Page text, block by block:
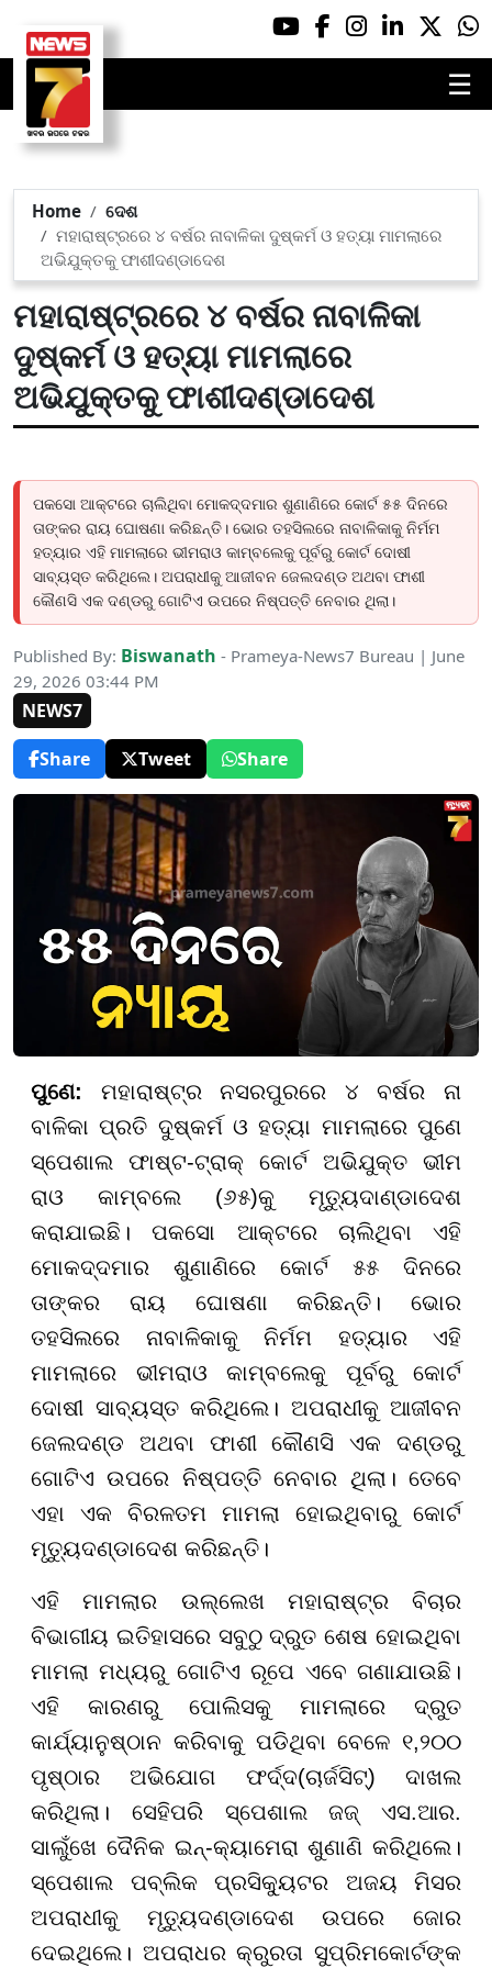
☰
Home
ଦେଶ
ମହାରାଷ୍ଟ୍ରରେ ୪ ବର୍ଷର ନାବାଳିକା ଦୁଷ୍କର୍ମ ଓ ହତ୍ୟା ମାମଲାରେ
ଅଭିଯୁକ୍ତକୁ ଫାଶୀଦଣ୍ଡାଦେଶ
ମହାରାଷ୍ଟ୍ରରେ ୪ ବର୍ଷର ନାବାଳିକା
ଦୁଷ୍କର୍ମ ଓ ହତ୍ୟା ମାମଲାରେ
ଅଭିଯୁକ୍ତକୁ ଫାଶୀଦଣ୍ଡାଦେଶ
ପକସୋ ଆକ୍ଟରେ ଚାଲିଥିବା ମୋକଦ୍ଦମାର ଶୁଣାଣିରେ କୋର୍ଟ ୫୫ ଦିନରେ
ତାଙ୍କର ରାୟ ଘୋଷଣା କରିଛନ୍ତି। ଭୋର ତହସିଲରେ ନାବାଳିକାକୁ ନିର୍ମମ
ହତ୍ୟାର ଏହି ମାମଲାରେ ଭୀମରାଓ କାମ୍ବଲେକୁ ପୂର୍ବରୁ କୋର୍ଟ ଦୋଷୀ
ସାବ୍ୟସ୍ତ କରିଥିଲେ। ଅପରାଧୀକୁ ଆଜୀବନ ଜେଲଦଣ୍ଡ ଅଥବା ଫାଶୀ
କୌଣସି ଏକ ଦଣ୍ଡରୁ ଗୋଟିଏ ଉପରେ ନିଷ୍ପତ୍ତି ନେବାର ଥିଲା।
Published By: Biswanath - Prameya-News7 Bureau | June
29, 2026 03:44 PM
NEWS7
Share
Tweet Share
ପୁଣେ: ମହାରାଷ୍ଟ୍ର ନସରପୁରରେ ୪ ବର୍ଷର ନା
ବାଳିକା ପ୍ରତି ଦୁଷ୍କର୍ମ ଓ ହତ୍ୟା ମାମଲାରେ ପୁଣେ
ସ୍ପେଶାଲ ଫାଷ୍ଟ-ଟ୍ରାକ୍ କୋର୍ଟ ଅଭିଯୁକ୍ତ ଭୀମ
ରାଓ କାମ୍ବଲେ (୬୫)କୁ ମୃତ୍ୟୁଦାଣ୍ଡାଦେଶ
କରାଯାଇଛି। ପକସୋ ଆକ୍ଟରେ ଚାଲିଥିବା ଏହି
ମୋକଦ୍ଦମାର ଶୁଣାଣିରେ କୋର୍ଟ ୫୫ ଦିନରେ
ତାଙ୍କର ରାୟ ଘୋଷଣା କରିଛନ୍ତି। ଭୋର
ତହସିଲରେ ନାବାଳିକାକୁ ନିର୍ମମ ହତ୍ୟାର ଏହି
ମାମଲାରେ ଭୀମରାଓ କାମ୍ବଲେକୁ ପୂର୍ବରୁ କୋର୍ଟ
ଦୋଷୀ ସାବ୍ୟସ୍ତ କରିଥିଲେ। ଅପରାଧୀକୁ ଆଜୀବନ
ଜେଲଦଣ୍ଡ ଅଥବା ଫାଶୀ କୌଣସି ଏକ ଦଣ୍ଡରୁ
ଗୋଟିଏ ଉପରେ ନିଷ୍ପତ୍ତି ନେବାର ଥିଲା। ତେବେ
ଏହା ଏକ ବିରଳତମ ମାମଲା ହୋଇଥିବାରୁ କୋର୍ଟ
ମୃତ୍ୟୁଦଣ୍ଡାଦେଶ କରିଛନ୍ତି।
ଏହି ମାମଲାର ଉଲ୍ଲେଖ ମହାରାଷ୍ଟ୍ର ବିଚାର
ବିଭାଗୀୟ ଇତିହାସରେ ସବୁଠୁ ଦ୍ରୁତ ଶେଷ ହୋଇଥିବା
ମାମଲା ମଧ୍ୟରୁ ଗୋଟିଏ ରୂପେ ଏବେ ଗଣାଯାଉଛି।
ଏହି କାରଣରୁ ପୋଲିସକୁ ମାମଲାରେ ଦ୍ରୁତ
କାର୍ଯ୍ୟାନୁଷ୍ଠାନ କରିବାକୁ ପଡିଥିବା ବେଳେ ୧,୨୦୦
ପୃଷ୍ଠାର ଅଭିଯୋଗ ଫର୍ଦ୍ଦ(ଚାର୍ଜସିଟ୍) ଦାଖଲ
କରିଥିଲା। ସେହିପରି ସ୍ପେଶାଲ ଜଜ୍ ଏସ.ଆର.
ସାଲୁଁଖେ ଦୈନିକ ଇନ୍-କ୍ୟାମେରା ଶୁଣାଣି କରିଥିଲେ।
ସ୍ପେଶାଲ ପବ୍ଲିକ ପ୍ରସିକ୍ୟୁଟର ଅଜୟ ମିସର
ଅପରାଧୀକୁ ମୃତ୍ୟୁଦଣ୍ଡାଦେଶ ଉପରେ ଜୋର
ଦେଇଥିଲେ। ଅପରାଧର କ୍ରୁରତା ସୁପ୍ରିମକୋର୍ଟଙ୍କ